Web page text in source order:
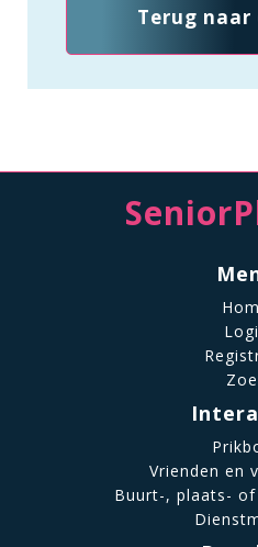
Terug
Vrienden en
Buurt-, plaats-